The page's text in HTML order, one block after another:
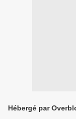
Hébergé par